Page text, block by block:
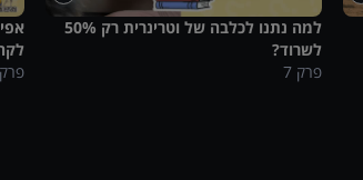
למה נתנו לכלבה של וטרינרית רק 50%
לשרוד?
פרק 7
פרק